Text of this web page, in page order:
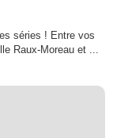
séries ! Entre vos
Raux-Moreau et ...